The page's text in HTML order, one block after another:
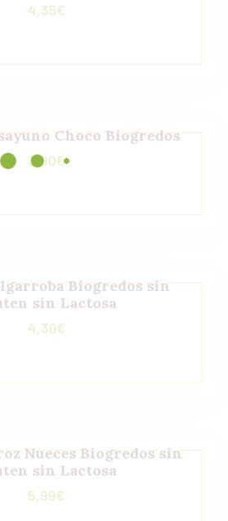
4,35€
Choco Biogredos
3,90€
Biogredos sin
sin Lactosa
4,30€
Nueces Biogredos sin
sin Lactosa
5,99€